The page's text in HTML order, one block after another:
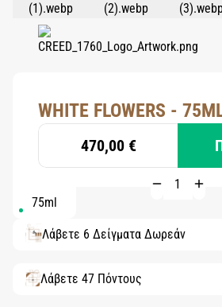
WHITE FLOWERS -
470,00 €
75ml
Λάβετε 6 Δείγματα Δωρεάν
Λάβετε 47 Πόντους